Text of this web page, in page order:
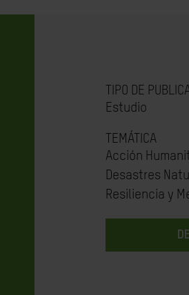
TIPO DE
Estudio
TEMÁTICA
Acción
Desastres
Resiliencia y